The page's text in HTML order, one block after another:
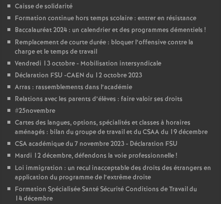
s
d
e
e
c
o
n
Caisse de solidarité
Formation continue hors temps scolaire : entrer en résistance
Baccalauréat 2024 : un calendrier et des programmes démentiels !
Remplacement de courte durée : bloquer l’offensive contre la
charge et le temps de travail
Vendredi 13 octobre - Mobilisation intersyndicale
Déclaration FSU -CAEN du 12 octobre 2023
Arras : rassemblements dans l’académie
Relations avec les parents d’élèves : faire valoir ses droits
#25novembre
Cartes des langues, options, spécialités et classes à horaires
aménagés : bilan du groupe de travail et du CSAA du 19 décembre
CSA académique du 7 novembre 2023 - Déclaration FSU
Mardi 12 décembre, défendons la voie professionnelle!
Loi immigration : un recul inacceptable des droits des étrangers en
application du programme de l’extrême droite
Formation Spécialisée Santé Sécurité Conditions de Travail du
14 décembre